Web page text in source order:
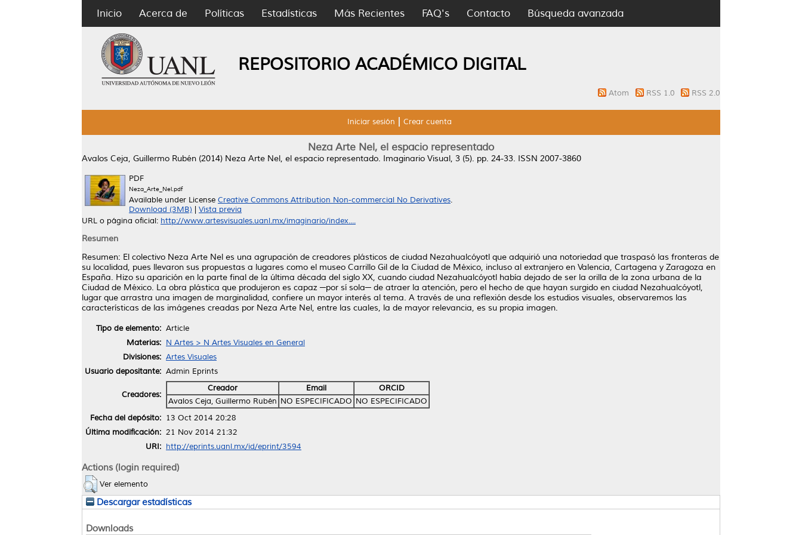
Inicio Acerca de Políticas Estadísticas Más Recientes FAQ's Contacto Búsqueda avanzada
REPOSITORIO ACADÉMICO DIGITAL
Atom RSS 1.0 RSS 2.0
Iniciar sesión Crear cuenta
Neza Arte Nel, el espacio representado
Avalos Ceja, Guillermo Rubén (2014) Neza Arte Nel, el espacio representado. Imaginario Visual, 3 (5). pp. 24-33. ISSN 2007-3860
PDF
Neza_Arte_Nel.pdf
Available under License Creative Commons Attribution Non-commercial No Derivatives.
Download (3MB)
Vista previa
URL o página oficial: http://www.artesvisuales.uanl.mx/imaginario/index....
Resumen
Resumen: El colectivo Neza Arte Nel es una agrupación de creadores plásticos de ciudad Nezahualcóyotl que adquirió una notoriedad que traspasó las fronteras de
su localidad, pues llevaron sus propuestas a lugares como el museo Carrillo Gil de la Ciudad de México, incluso al extranjero en Valencia, Cartagena y Zaragoza en
España. Hizo su aparición en la parte final de la última década del siglo XX, cuando ciudad Nezahualcóyotl había dejado de ser la orilla de la zona urbana de la
Ciudad de México. La obra plástica que produjeron es capaz ─por sí sola─ de atraer la atención, pero el hecho de que hayan surgido en ciudad Nezahualcóyotl,
lugar que arrastra una imagen de marginalidad, confiere un mayor interés al tema. A través de una reflexión desde los estudios visuales, observaremos las
características de las imágenes creadas por Neza Arte Nel, entre las cuales, la de mayor relevancia, es su propia imagen.
Tipo de elemento: Article
Materias: N Artes > N Artes Visuales en General
Divisiones: Artes Visuales
Usuario depositante: Admin Eprints
Creadores:
Creador Email
ORCID
Avalos Ceja, Guillermo Rubén NO ESPECIFICADO NO ESPECIFICADO
Fecha del depósito: 13 Oct 2014 20:28
Última modificación: 21 Nov 2014 21:32
URI: http://eprints.uanl.mx/id/eprint/3594
Actions (login required)
Ver elemento
Descargar estadísticas
Downloads